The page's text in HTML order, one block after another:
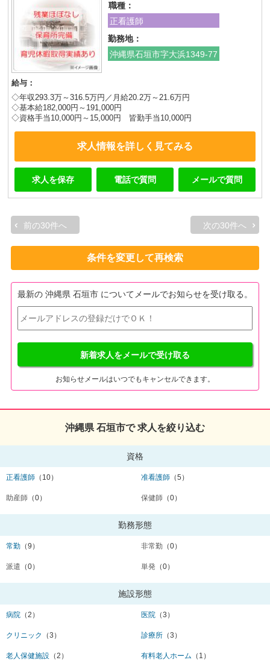
職種：
正看護師
勤務地：
沖縄県石垣市字大浜1349-77
給与：
◇年収293.3万～316.5万円／月給20.2万～21.6万円
◇基本給182,000円～191,000円
◇資格手当10,000円～15,000円 皆勤手当10,000円
求人情報を詳しく見てみる
求人を保存 電話で質問 メールで質問
前の30件へ 次の30件へ
条件を変更して再検索
最新の 沖縄県 石垣市 についてメールでお知らせを受け取る。
新着求人をメールで受け取る
お知らせメールはいつでもキャンセルできます。
沖縄県 石垣市で 求人を絞り込む
資格
正看護師 （10） 准看護師 （5）
助産師 （0） 保健師 （0）
勤務形態
常勤 （9） 非常勤 （0）
派遣 （0） 単発 （0）
施設形態
病院 （2） 医院 （3）
クリニック （3） 診療所 （3）
老人保健施設 （2） 有料老人ホーム （1）